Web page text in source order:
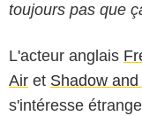
toujours pas que
L'acteur anglais
Air et Shadow
s'intéresse